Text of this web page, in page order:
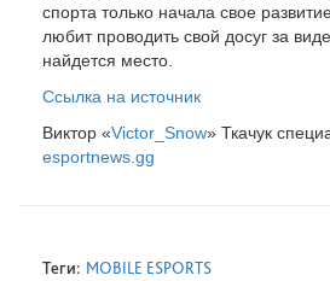
спорта только начала свое
любит проводить свой досуг за
найдется место.
Ссылка на источник
Виктор «Victor_Snow» Ткачук
esportnews.gg
Теги: MOBILE ESPORTS